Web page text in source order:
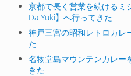
京都で長く営業を続けるミ
Da Yuki】へ行ってきた
神戸三宮の昭和レトロカレ
た
名物堂島マウンテンカレー
きた